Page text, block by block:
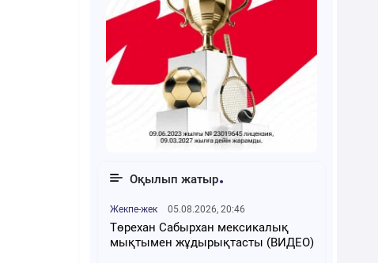
Оқылып жатыр
Жекпе-жек 05.08.2026, 20:46
Төрехан Сабырхан мексикалық
мықтымен жұдырықтасты (ВИДЕО)